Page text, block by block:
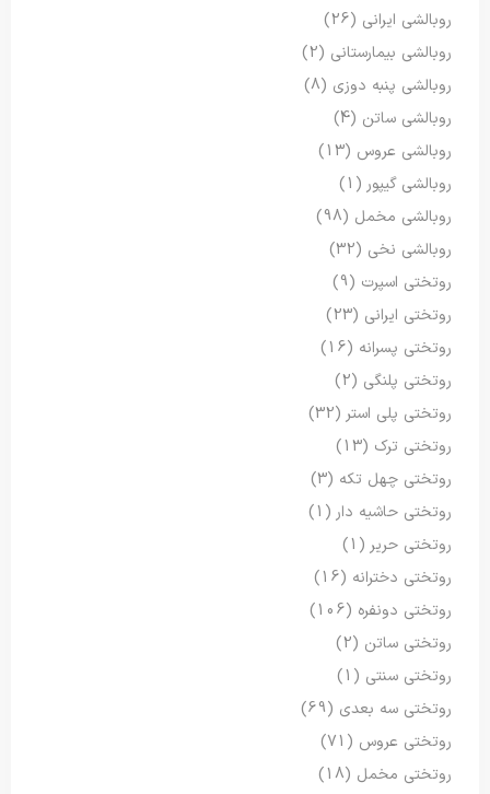
روبالشی ایرانی (26)
روبالشی بیمارستانی (2)
روبالشی پنبه دوزی (8)
روبالشی ساتن (4)
روبالشی عروس (13)
روبالشی گیپور (1)
روبالشی مخمل (98)
روبالشی نخی (32)
روتختی اسپرت (9)
روتختی ایرانی (23)
روتختی پسرانه (16)
روتختی پلنگی (2)
روتختی پلی استر (32)
روتختی ترک (13)
روتختی چهل تکه (3)
روتختی حاشیه دار (1)
روتختی حریر (1)
روتختی دخترانه (16)
روتختی دونفره (106)
روتختی ساتن (2)
روتختی سنتی (1)
روتختی سه بعدی (69)
روتختی عروس (71)
روتختی مخمل (18)